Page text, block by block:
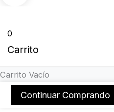
0
Carrito
Carrito Vacío
Continuar Comprando